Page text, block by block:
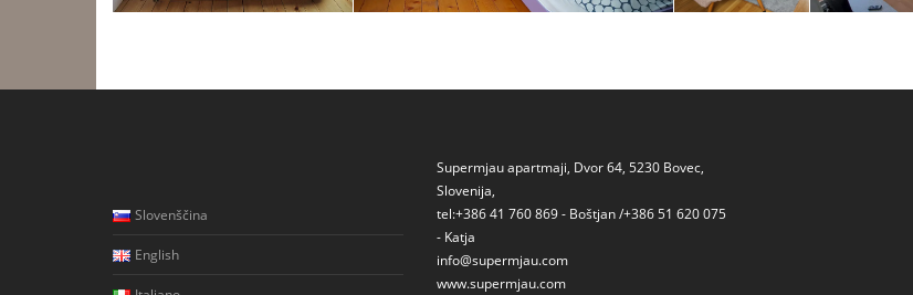
Slovenščina
English
Supermjau apartmaji, Dvor 64, 5230 Bovec,
Slovenija,
tel:+386 41 760 869 - Boštjan /+386 51 620 075
- Katja
info@supermjau.com
www.supermjau.com